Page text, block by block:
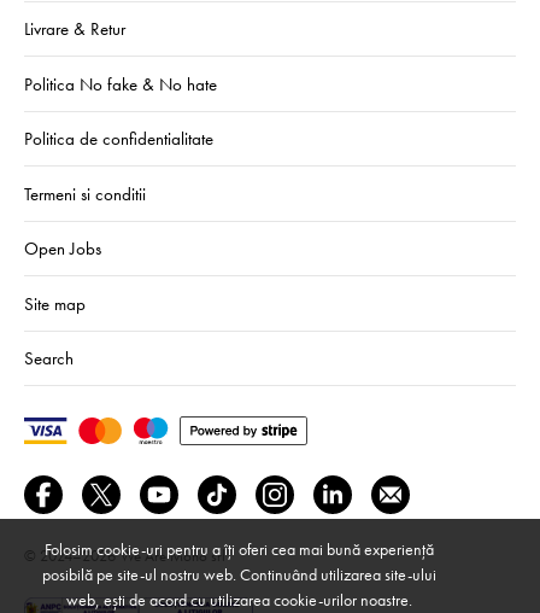
Livrare & Retur
Politica No fake & No hate
Politica de confidentialitate
Termeni si conditii
Open Jobs
Site map
Search
© 2024–2026 We Are Mono srl
Folosim cookie-uri pentru a îți oferi cea mai bună experiență
posibilă pe site-ul nostru web. Continuând utilizarea site-ului
web, ești de acord cu utilizarea cookie-urilor noastre.